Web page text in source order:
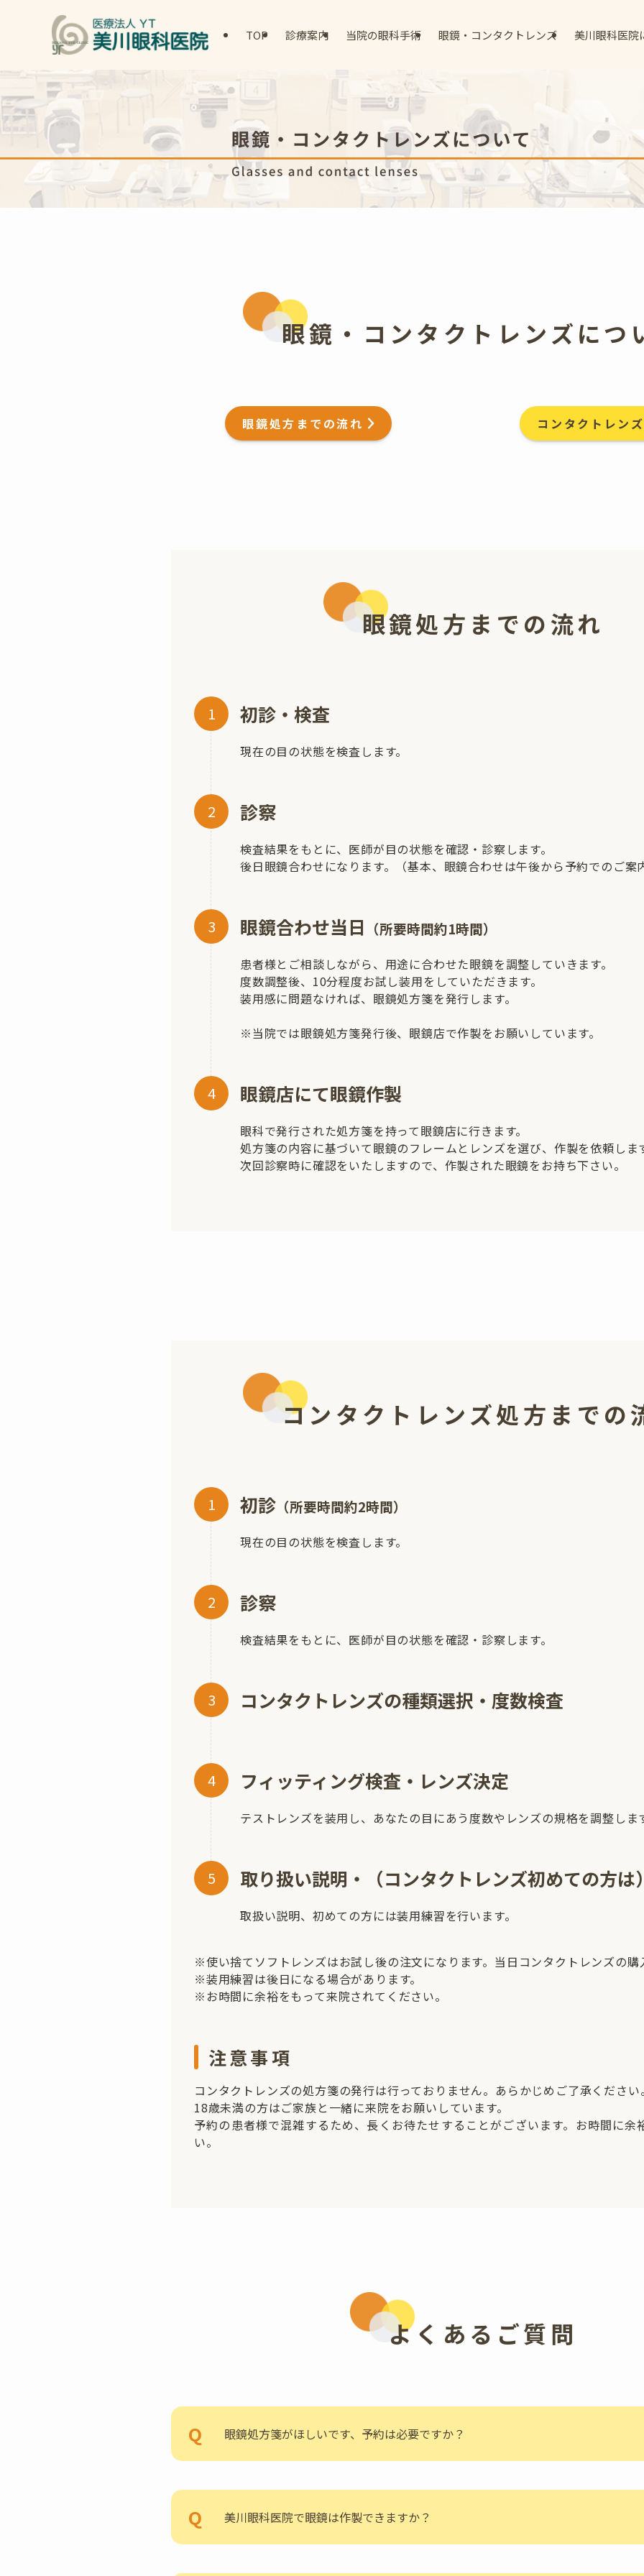
TOP 診療案内 当院の眼科手術 眼鏡・コンタクトレンズ 美川眼科医院
眼鏡・コンタクトレンズにつ
眼鏡処方までの流れ コンタクトレン
眼鏡処方までの流れ
初診・検査
現在の目の状態を検査します。
診察
検査結果をもとに、医師が目の状態を確認・診察します。
後日眼鏡合わせになります。（基本、眼鏡合わせは午後から予約でのご案
眼鏡合わせ当日 （所要時間約1時間）
患者様とご相談しながら、用途に合わせた眼鏡を調整していきます。
度数調整後、10分程度お試し装用をしていただきます。
装用感に問題なければ、眼鏡処方箋を発行します。
※当院では眼鏡処方箋発行後、眼鏡店で作製をお願いしています。
眼鏡店にて眼鏡作製
眼科で発行された処方箋を持って眼鏡店に行きます。
処方箋の内容に基づいて眼鏡のフレームとレンズを選び、作製を依頼しま
次回診察時に確認をいたしますので、作製された眼鏡をお持ち下さい。
コンタクトレンズ処方 までの
初診 （所要時間約2時間）
現在の目の状態を検査します。
診察
検査結果をもとに、医師が目の状態を確認・診察します。
コンタクトレンズの種類選択・度数検査
フィッティング検査・レンズ決定
テストレンズを装用し、あなたの目にあう度数やレンズの規格を調整しま
取り扱い説明・（コンタクトレンズ初めての方は
取扱い説明、初めての方には装用練習を行います。
※使い捨てソフトレンズはお試し後の注文になります。当日コンタクトレンズの
※装用練習は後日になる場合があります。
※お時間に余裕をもって来院されてください。
注意事項
コンタクトレンズの処方箋の発行は行っておりません。あらかじめご了承ください
18歳未満の方はご家族と一緒に来院をお願いしています。
予約の患者様で混雑するため、長くお待たせすることがございます。お時間に余
い。
よくあるご質問
眼鏡処方箋がほしいです、予約は必要ですか？
美川眼科医院で眼鏡は作製できますか？